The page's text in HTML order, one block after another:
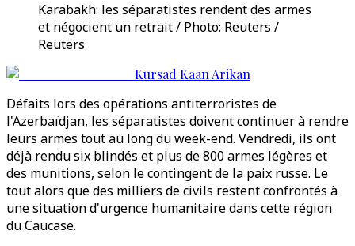
Karabakh: les séparatistes rendent des armes
et négocient un retrait / Photo: Reuters /
Reuters
Kursad Kaan Arikan
Défaits lors des opérations antiterroristes de
l'Azerbaïdjan, les séparatistes doivent continuer à rendre
leurs armes tout au long du week-end. Vendredi, ils ont
déjà rendu six blindés et plus de 800 armes légères et
des munitions, selon le contingent de la paix russe. Le
tout alors que des milliers de civils restent confrontés à
une situation d'urgence humanitaire dans cette région
du Caucase.